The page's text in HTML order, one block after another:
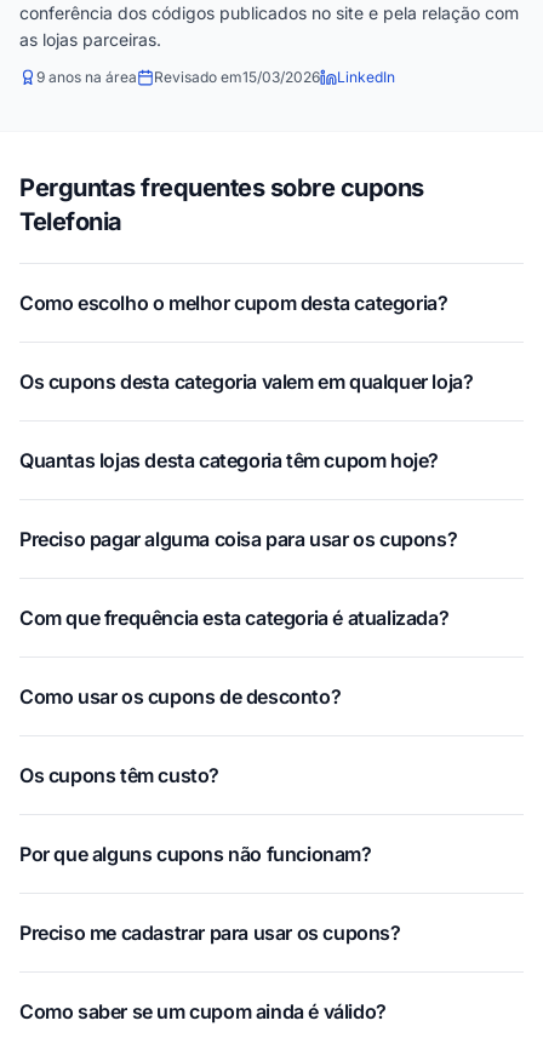
conferência dos códigos publicados no site e pela relação com
as lojas parceiras.
9 anos na área Revisado em15/03/2026 LinkedIn
Perguntas frequentes sobre cupons
Telefonia
Como escolho o melhor cupom desta categoria?
Os cupons desta categoria valem em qualquer loja?
Quantas lojas desta categoria têm cupom hoje?
Preciso pagar alguma coisa para usar os cupons?
Com que frequência esta categoria é atualizada?
Como usar os cupons de desconto?
Os cupons têm custo?
Por que alguns cupons não funcionam?
Preciso me cadastrar para usar os cupons?
Como saber se um cupom ainda é válido?